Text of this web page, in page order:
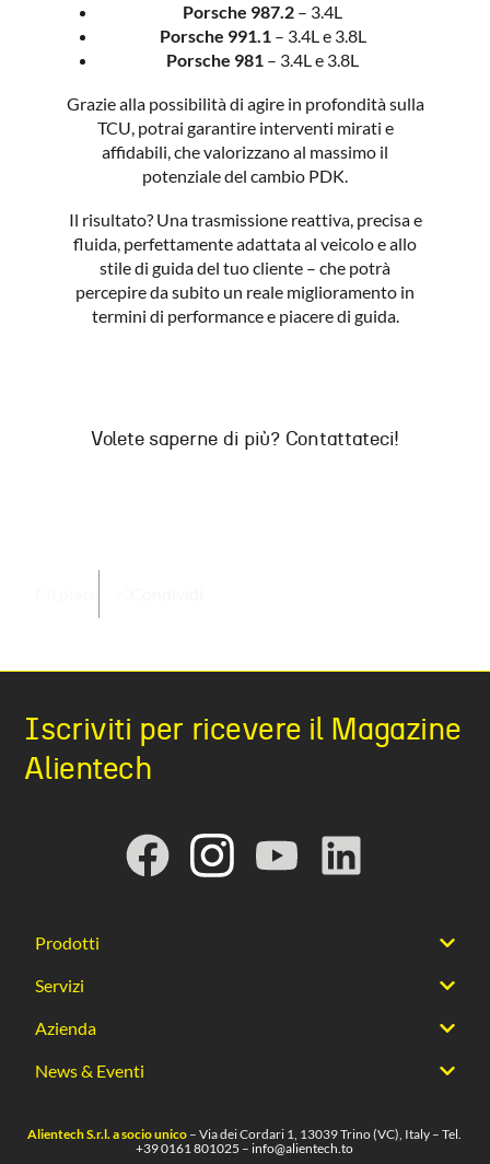
Porsche 987.2 – 3.4L
Porsche 991.1– 3.4L e 3.8L
Porsche 981 – 3.4L e 3.8L
Grazie alla possibilità di agire in profondità sulla
TCU, potrai garantire interventi mirati e
affidabili, che valorizzano al massimo il
potenziale del cambio PDK.
Il risultato? Una trasmissione reattiva, precisa e
fluida, perfettamente adattata al veicolo e allo
stile di guida del tuo cliente – che potrà
percepire da subito un reale miglioramento in
termini di performance e piacere di guida.
Volete saperne di più? Contattateci!
Iscriviti per ricevere il Magazine
Alientech
Prodotti
Servizi
Azienda
News & Eventi
Alientech S.r.l. a socio unico – Via dei Cordari 1, 13039 Trino (VC), Italy – Tel.
+39 0161 801025 – info@alientech.to